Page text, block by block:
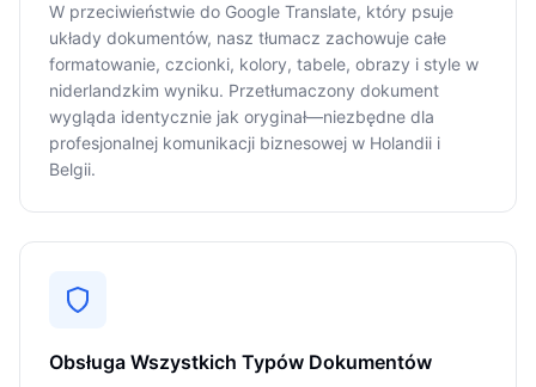
W przeciwieństwie do Google Translate, który psuje
układy dokumentów, nasz tłumacz zachowuje całe
formatowanie, czcionki, kolory, tabele, obrazy i style w
niderlandzkim wyniku. Przetłumaczony dokument
wygląda identycznie jak oryginał—niezbędne dla
profesjonalnej komunikacji biznesowej w Holandii i
Belgii.
Obsługa Wszystkich Typów Dokumentów